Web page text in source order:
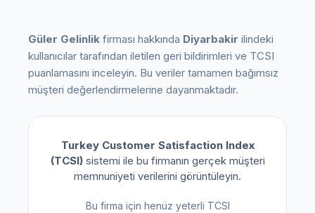
Güler Gelinlik firması hakkında Diyarbakir ilindeki
kullanıcılar tarafından iletilen geri bildirimleri ve TCSI
puanlamasını inceleyin. Bu veriler tamamen bağımsız
müşteri değerlendirmelerine dayanmaktadır.
Turkey Customer Satisfaction Index
(TCSI)sistemi ile bu firmanın gerçek müşteri
memnuniyeti verilerini görüntüleyin.
Bu firma için henüz yeterli TCSI